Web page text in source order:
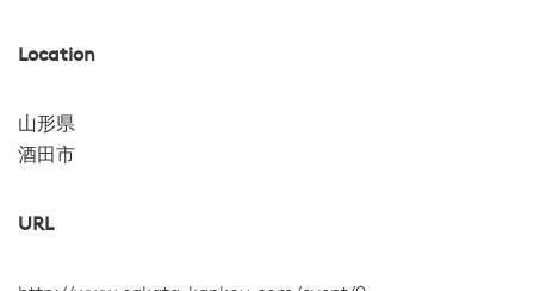
Location
山形県
酒田市
URL